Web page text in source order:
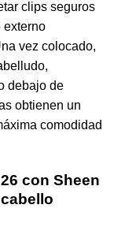
clips seguros
externo
vez colocado,
debajo de
obtienen un
comodidad
con Sheen